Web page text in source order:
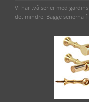
Vi har två serier med
det mindre. Bägge serierna